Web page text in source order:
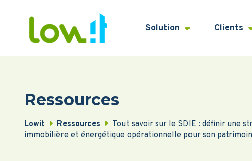
Solution Clients
Ressources
Lowit Ressources
Tout savoir sur le SDIE : définir une
immobilière et énergétique opérationnelle pour son